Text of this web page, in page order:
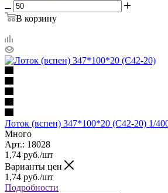
В корзину
Лоток (вспен) 347*100*20 (С42-20) 1/
Много
Арт.: 18028
1,74 руб./шт
Варианты цен
1,74 руб./шт
Подробности